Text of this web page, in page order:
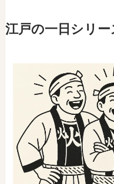
江戸の一日シリー